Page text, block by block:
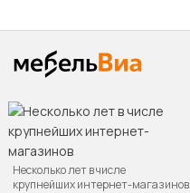
Несколько лет в числе
крупнейших интернет-магазинов